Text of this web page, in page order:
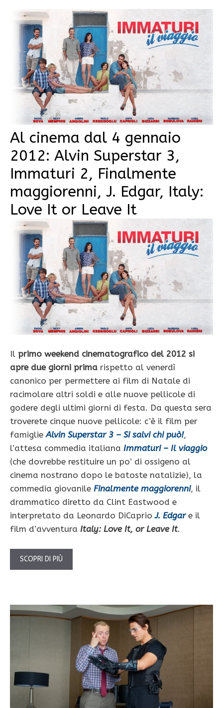
Al cinema dal 4 gennaio
2012: Alvin Superstar 3,
Immaturi 2, Finalmente
maggiorenni, J. Edgar, Italy:
Love It or Leave It
Il primo weekend cinematografico del 2012 si
apre due giorni prima rispetto al venerdì
canonico per permettere ai film di Natale di
racimolare altri soldi e alle nuove pellicole di
godere degli ultimi giorni di festa. Da questa sera
troverete cinque nuove pellicole: c’è il film per
famiglieAlvin Superstar 3 – Si salvi chi può!,
l’attesa commedia italiana Immaturi – Il viaggio
(che dovrebbe restituire un po’ di ossigeno al
cinema nostrano dopo le batoste natalizie), la
commedia giovanile Finalmente maggiorenni, il
drammatico diretto da Clint Eastwood e
interpretato da Leonardo DiCaprioJ. Edgare il
film d’avventura Italy: Love It, or Leave It.
SCOPRI DI PIÙ